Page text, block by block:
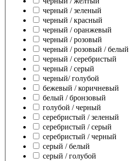
черный / зеленый
черный / красный
черный / оранжевый
черный / розовый
черный / розовый / белый
черный / серебристый
черный / серый
черный/ голубой
бежевый / коричневый
белый / бронзовый
голубой / черный
серебристый / зеленый
серебристый / серый
серебристый / черный
серый / белый
серый / голубой